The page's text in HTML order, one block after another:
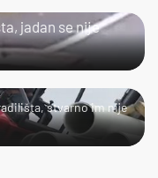
jadan se nije
stvarno im nije